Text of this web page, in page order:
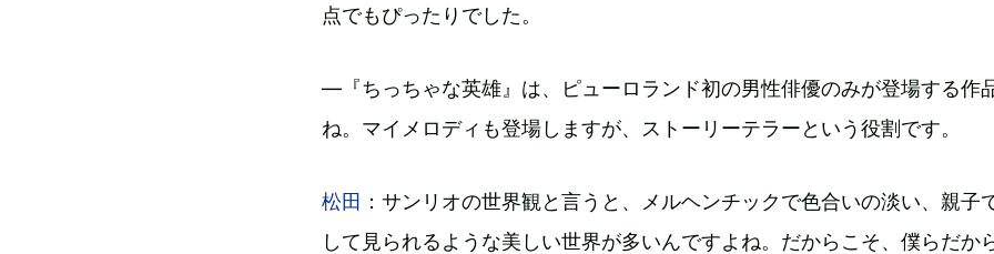
点でもぴったりでした。
―『ちっちゃな英雄』は、ピューロランド初の男性俳優のみが登場する作
ね。マイメロディも登場しますが、ストーリーテラーという役割です。
松田 ：サンリオの世界観と言うと、メルヘンチックで色合いの淡い、親子
して見られるような美しい世界が多いんですよね。だからこそ、僕らだか